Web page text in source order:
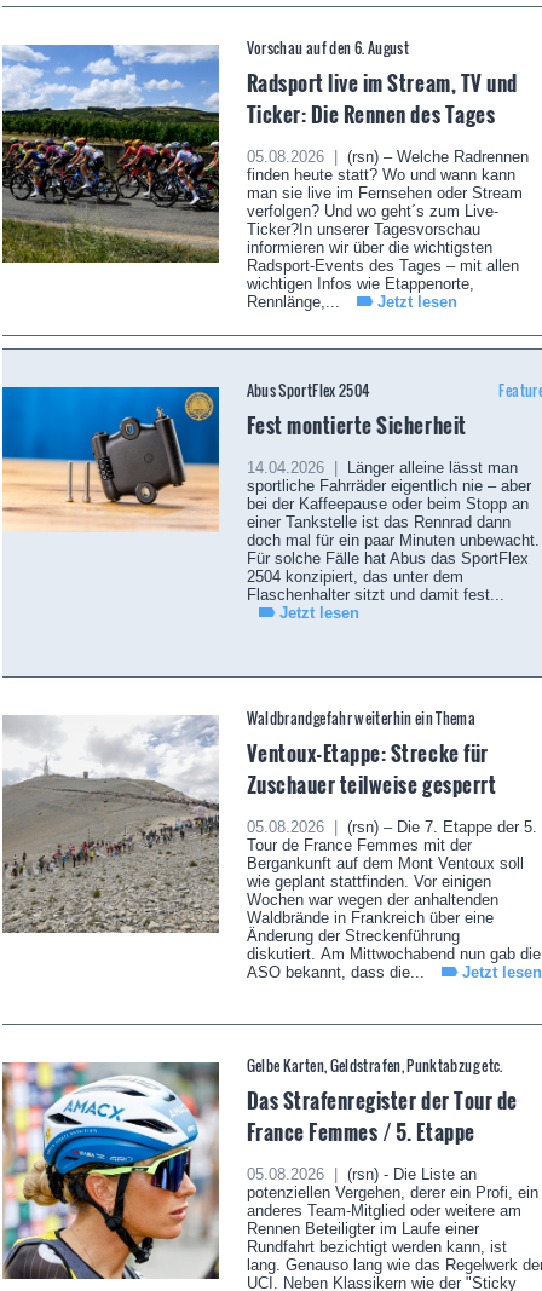
Vorschau auf den 6. August
Radsport live im Stream, TV und
Ticker: Die Rennen des Tages
05.08.2026 |
(rsn) – Welche Radrennen
finden heute statt? Wo und wann kann
man sie live im Fernsehen oder Stream
verfolgen? Und wo geht´s zum Live-
Ticker?In unserer Tagesvorschau
informieren wir über die wichtigsten
Radsport-Events des Tages – mit allen
wichtigen Infos wie Etappenorte,
Rennlänge,...
Jetzt lesen
Abus SportFlex 2504
Fest montierte Sicherheit
14.04.2026 |
Länger alleine lässt man
sportliche Fahrräder eigentlich nie – aber
bei der Kaffeepause oder beim Stopp an
einer Tankstelle ist das Rennrad dann
doch mal für ein paar Minuten unbewacht.
Für solche Fälle hat Abus das SportFlex
2504 konzipiert, das unter dem
Flaschenhalter sitzt und damit fest...
Jetzt lesen
Waldbrandgefahr weiterhin ein Thema
Ventoux-Etappe: Strecke für
Zuschauer teilweise gesperrt
05.08.2026 |
(rsn) – Die 7. Etappe der 5.
Tour de France Femmes mit der
Bergankunft auf dem Mont Ventoux soll
wie geplant stattfinden. Vor einigen
Wochen war wegen der anhaltenden
Waldbrände in Frankreich über eine
Änderung der Streckenführung
diskutiert. Am Mittwochabend nun gab die
ASO bekannt, dass die...
Jetzt lesen
Gelbe Karten, Geldstrafen, Punktabzug etc.
Das Strafenregister der Tour de
France Femmes / 5. Etappe
05.08.2026 |
(rsn) - Die Liste an
potenziellen Vergehen, derer ein Profi, ein
anderes Team-Mitglied oder weitere am
Rennen Beteiligter im Laufe einer
Rundfahrt bezichtigt werden kann, ist
lang. Genauso lang wie das Regelwerk
UCI. Neben Klassikern wie der "Sticky